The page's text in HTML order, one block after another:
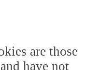
are those
have not